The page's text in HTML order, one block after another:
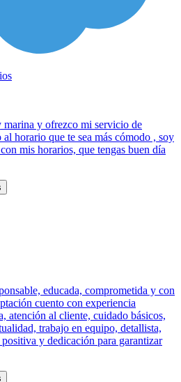
marina y ofrezco mi servicio de
horario que te sea más cómodo , soy
mis horarios, que tengas buen día
educada, comprometida y con
cuento con experiencia
atención al cliente, cuidado básicos,
trabajo en equipo, detallista,
y dedicación para garantizar